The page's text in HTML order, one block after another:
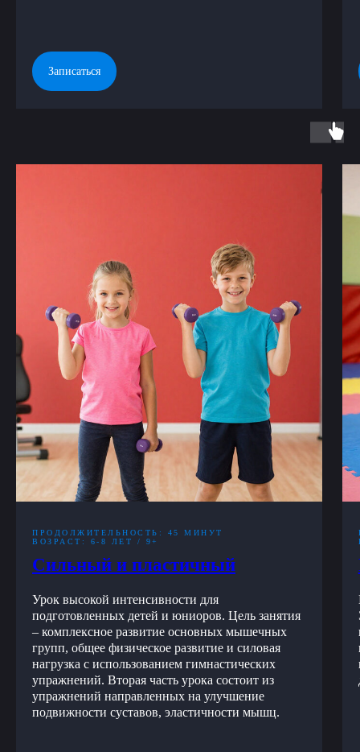
Записаться
ПРОДОЛЖИТЕЛЬНОСТЬ: 45 МИНУТ
ВОЗРАСТ: 6-8 ЛЕТ / 9+
Сильный и пластичный
Урок высокой интенсивности для
подготовленных детей и юниоров. Цель занятия
– комплексное развитие основных мышечных
групп, общее физическое развитие и силовая
нагрузка с использованием гимнастических
упражнений. Вторая часть урока состоит из
упражнений направленных на улучшение
подвижности суставов, эластичности мышц.